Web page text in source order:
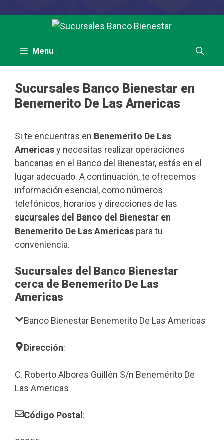
contenidoMenu
Sucursales Banco Bienestar en
Benemerito De Las Americas
Si te encuentras en Benemerito De Las
Americasy necesitas realizar operaciones
bancarias en el Banco del Bienestar, estás en el
lugar adecuado. A continuación, te ofrecemos
información esencial, como números
telefónicos, horarios y direcciones de las
sucursales del Banco del Bienestar en
Benemerito De Las Americas para tu
conveniencia.
Sucursales del Banco Bienestar
cerca de Benemerito De Las
Americas
Banco Bienestar Benemerito De Las Americas
Dirección:
C. Roberto Albores Guillén S/n Benemérito De
Las Americas
Código Postal :